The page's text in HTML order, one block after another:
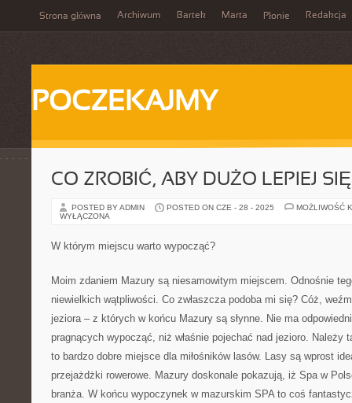
Strona główna Archiwum Bartek Marta Płonie Redakcja
POCZEKAJMY
CO ZROBIĆ, ABY DUŻO LEPIEJ
POSTED BY ADMIN POSTED ON CZE - 28 - 2025
MOŻLIWOŚĆ
WYŁĄCZONA
W którym miejscu warto wypocząć?
Moim zdaniem Mazury są niesamowitym miejscem. Odnośnie
niewielkich wątpliwości. Co zwłaszcza podoba mi się? Cóż,
jeziora – z których w końcu Mazury są słynne. Nie ma
pragnących wypocząć, niż właśnie pojechać nad jezioro. Należy
to bardzo dobre miejsce dla miłośników lasów. Lasy są wprost
przejażdżki rowerowe. Mazury doskonale pokazują, iż Spa w
branża. W końcu wypoczynek w mazurskim SPA to coś